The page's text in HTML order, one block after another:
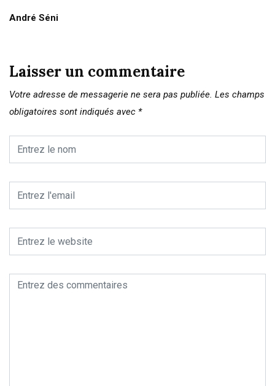
André Séni
Laisser un commentaire
Votre adresse de messagerie ne sera pas publiée. Les champs
obligatoires sont indiqués avec *